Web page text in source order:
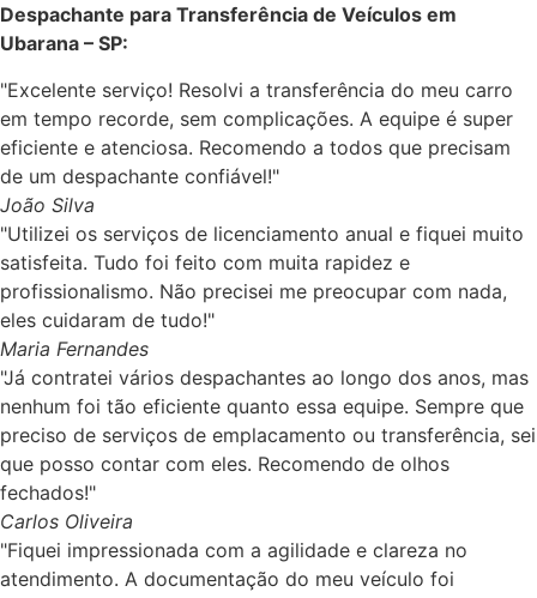
Despachante para Transferência de Veículos em
Ubarana – SP:
"Excelente serviço! Resolvi a transferência do meu carro
em tempo recorde, sem complicações. A equipe é super
eficiente e atenciosa. Recomendo a todos que precisam
de um despachante confiável!"
João Silva
"Utilizei os serviços de licenciamento anual e fiquei muito
satisfeita. Tudo foi feito com muita rapidez e
profissionalismo. Não precisei me preocupar com nada,
eles cuidaram de tudo!"
Maria Fernandes
"Já contratei vários despachantes ao longo dos anos, mas
nenhum foi tão eficiente quanto essa equipe. Sempre que
preciso de serviços de emplacamento ou transferência, sei
que posso contar com eles. Recomendo de olhos
fechados!"
Carlos Oliveira
"Fiquei impressionada com a agilidade e clareza no
atendimento. A documentação do meu veículo foi